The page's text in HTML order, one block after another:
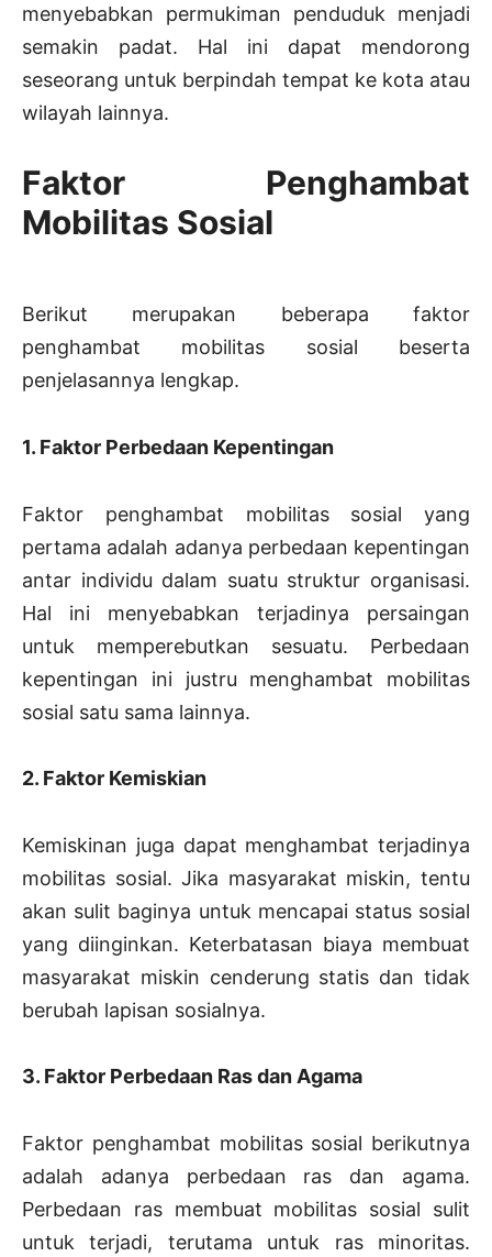
menyebabkan permukiman penduduk menjadi
semakin padat. Hal ini dapat mendorong
seseorang untuk berpindah tempat ke kota atau
wilayah lainnya.
Faktor Penghambat
Mobilitas Sosial
Berikut merupakan beberapa faktor
penghambat mobilitas sosial beserta
penjelasannya lengkap.
1. Faktor Perbedaan Kepentingan
Faktor penghambat mobilitas sosial yang
pertama adalah adanya perbedaan kepentingan
antar individu dalam suatu struktur organisasi.
Hal ini menyebabkan terjadinya persaingan
untuk memperebutkan sesuatu. Perbedaan
kepentingan ini justru menghambat mobilitas
sosial satu sama lainnya.
2. Faktor Kemiskian
Kemiskinan juga dapat menghambat terjadinya
mobilitas sosial. Jika masyarakat miskin, tentu
akan sulit baginya untuk mencapai status sosial
yang diinginkan. Keterbatasan biaya membuat
masyarakat miskin cenderung statis dan tidak
berubah lapisan sosialnya.
3. Faktor Perbedaan Ras dan Agama
Faktor penghambat mobilitas sosial berikutnya
adalah adanya perbedaan ras dan agama.
Perbedaan ras membuat mobilitas sosial sulit
untuk terjadi, terutama untuk ras minoritas.